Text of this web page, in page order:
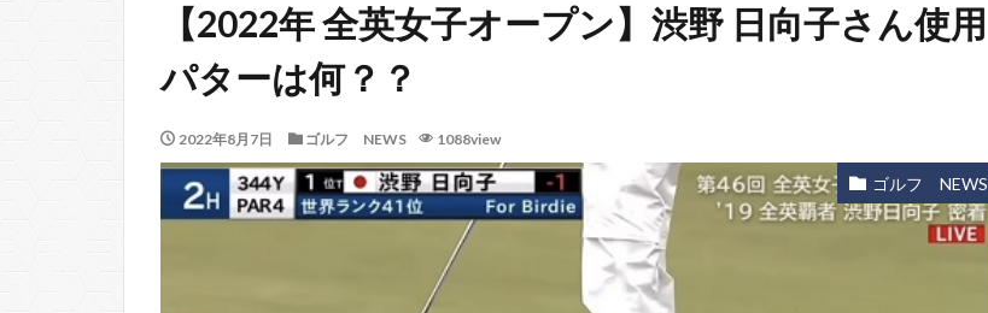
【2022年 全英女子オープン】渋野 日向子さん使用
パターは何？？
2022年8月7日 ゴルフ NEWS 1088view
ゴルフ NEWS